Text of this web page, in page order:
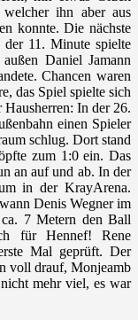
ihn aber aus
konnte. Die nächste
11. Minute spielte
Daniel Jamann
Chancen waren
das Spiel spielte sich
In der 26.
einen Spieler
schlug. Dort stand
zum 1:0 ein. Das
an auf und ab. In der
in der KrayArena.
Denis Wegner im
7 Metern den Ball
für Hennef! Rene
Mal geprüft. Der
voll drauf, Monjeamb
mehr viel, es war